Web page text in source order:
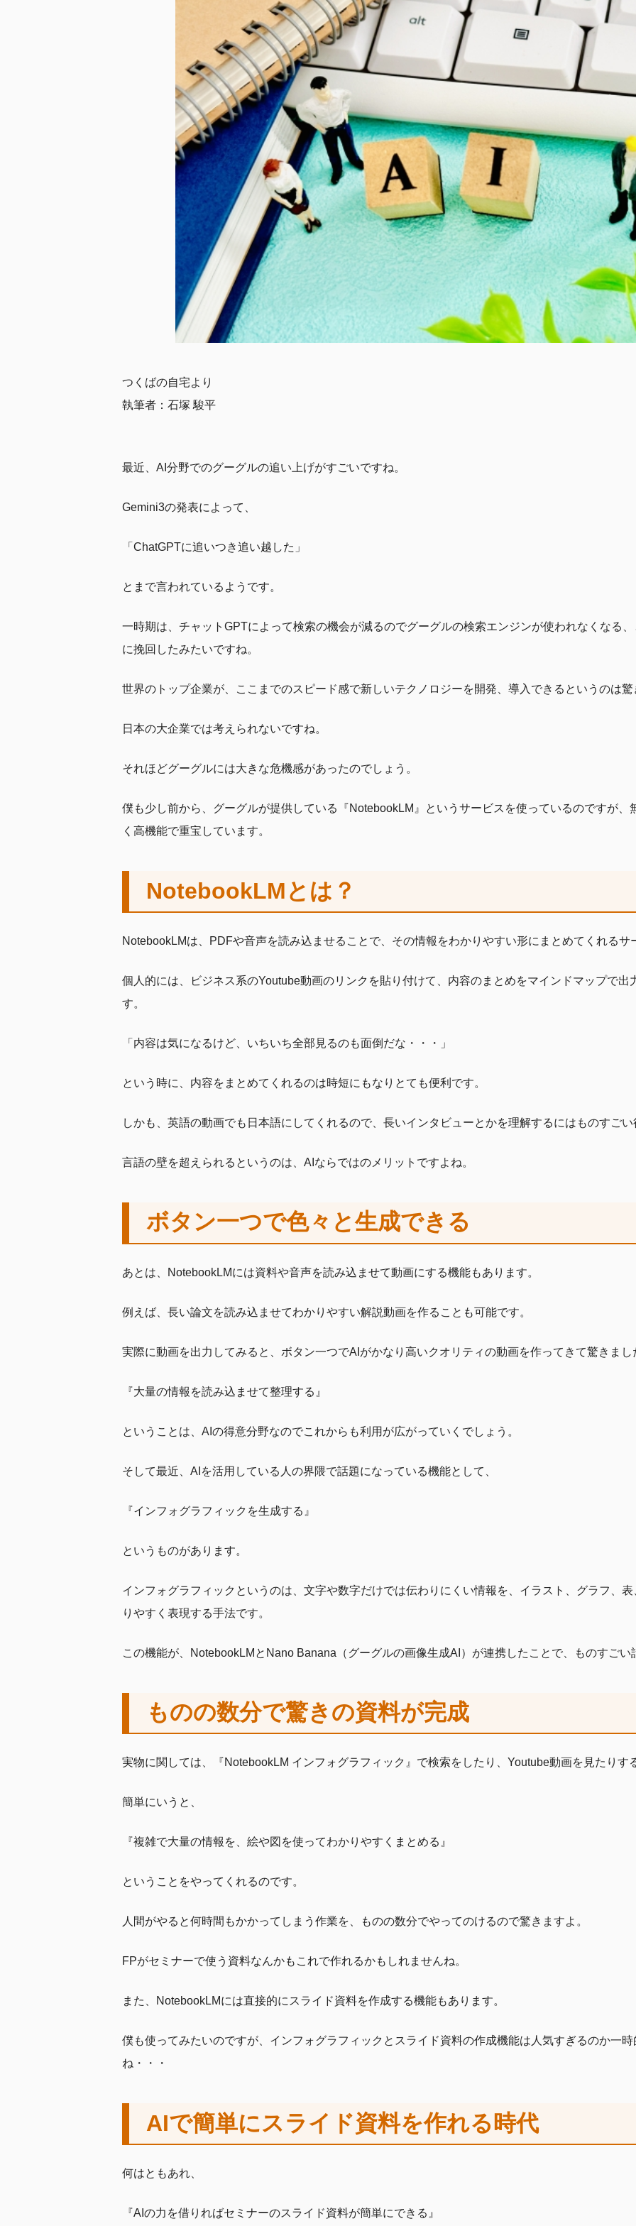
つくばの自宅より
執筆者：石塚 駿平
最近、AI分野でのグーグルの追い上げがすごいですね。
Gemini3の発表によって、
「ChatGPTに追いつき追い越した」
とまで言われているようです。
一時期は、チャットGPTによって検索の機会が減るのでグーグルの検索エンジンが使われなくなる
に挽回したみたいですね。
世界のトップ企業が、ここまでのスピード感で新しいテクノロジーを開発、導入できるというのは驚
日本の大企業では考えられないですね。
それほどグーグルには大きな危機感があったのでしょう。
僕も少し前から、グーグルが提供している『NotebookLM』というサービスを使っているのですが
く高機能で重宝しています。
NotebookLMとは？
NotebookLMは、PDFや音声を読み込ませることで、その情報をわかりやすい形にまとめてくれるサ
個人的には、ビジネス系のYoutube動画のリンクを貼り付けて、内容のまとめをマインドマップで
す。
「内容は気になるけど、いちいち全部見るのも面倒だな・・・」
という時に、内容をまとめてくれるのは時短にもなりとても便利です。
しかも、英語の動画でも日本語にしてくれるので、長いインタビューとかを理解するにはものすご
言語の壁を超えられるというのは、AIならではのメリットですよね。
ボタン一つで色々と生成できる
あとは、NotebookLMには資料や音声を読み込ませて動画にする機能もあります。
例えば、長い論文を読み込ませてわかりやすい解説動画を作ることも可能です。
実際に動画を出力してみると、ボタン一つでAIがかなり高いクオリティの動画を作ってきて驚きまし
『大量の情報を読み込ませて整理する』
ということは、AIの得意分野なのでこれからも利用が広がっていくでしょう。
そして最近、AIを活用している人の界隈で話題になっている機能として、
『インフォグラフィックを生成する』
というものがあります。
インフォグラフィックというのは、文字や数字だけでは伝わりにくい情報を、イラスト、グラフ、
りやすく表現する手法です。
この機能が、NotebookLMとNano Banana（グーグルの画像生成AI）が連携したことで、ものすご
ものの数分で驚きの資料が完成
実物に関しては、『NotebookLM インフォグラフィック』で検索をしたり、Youtube動画を見たりす
簡単にいうと、
『複雑で大量の情報を、絵や図を使ってわかりやすくまとめる』
ということをやってくれるのです。
人間がやると何時間もかかってしまう作業を、ものの数分でやってのけるので驚きますよ。
FPがセミナーで使う資料なんかもこれで作れるかもしれませんね。
また、NotebookLMには直接的にスライド資料を作成する機能もあります。
僕も使ってみたいのですが、インフォグラフィックとスライド資料の作成機能は人気すぎるのか一
ね・・・
AIで簡単にスライド資料を作れる時代
何はともあれ、
『AIの力を借りればセミナーのスライド資料が簡単にできる』